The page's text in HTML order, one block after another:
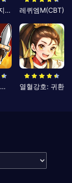
킹방치: 빵지의 제왕 레퀴엠M(CBT)
뮤: 포켓 나이츠 열혈강호: 귀환